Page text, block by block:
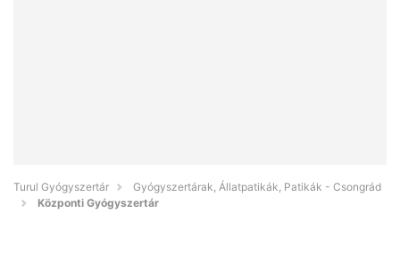
Turul Gyógyszertár
Gyógyszertárak, Állatpatikák, Patikák - Csongrád
Központi Gyógyszertár